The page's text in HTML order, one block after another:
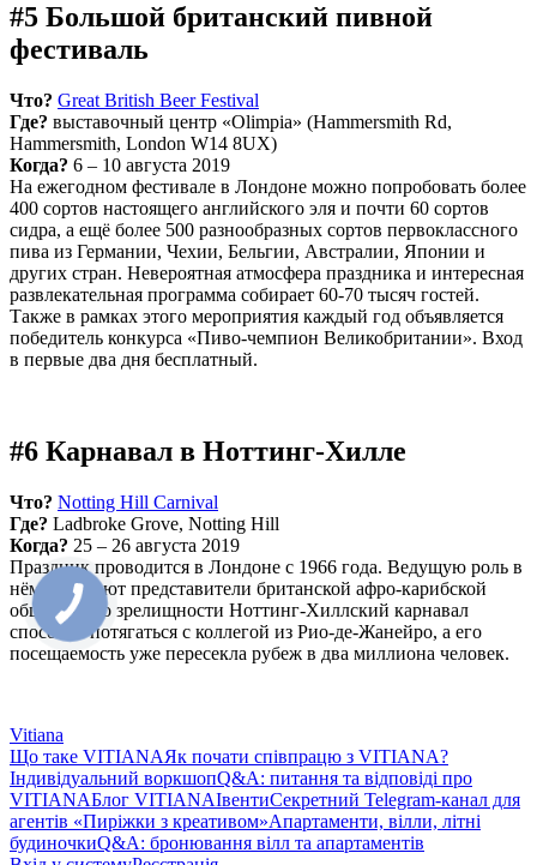
#5 Большой британский пивной
фестиваль
Что? Great British Beer Festival
Где? выставочный центр «Olimpia» (Hammersmith Rd,
Hammersmith, London W14 8UX)
Когда? 6 – 10 августа 2019
На ежегодном фестивале в Лондоне можно попробовать более
400 сортов настоящего английского эля и почти 60 сортов
сидра, а ещё более 500 разнообразных сортов первоклассного
пива из Германии, Чехии, Бельгии, Австралии, Японии и
других стран. Невероятная атмосфера праздника и интересная
развлекательная программа собирает 60-70 тысяч гостей.
Также в рамках этого мероприятия каждый год объявляется
победитель конкурса «Пиво-чемпион Великобритании». Вход
в первые два дня бесплатный.
#6 Карнавал в Ноттинг-Хилле
Что? Notting Hill Carnival
Где? Ladbroke Grove, Notting Hill
Когда? 25 – 26 августа 2019
Праздник проводится в Лондоне с 1966 года. Ведущую роль в
нём занимают представители британской афро-карибской
общины. По зрелищности Ноттинг-Хиллский карнавал
способен потягаться с коллегой из Рио-де-Жанейро, а его
посещаемость уже пересекла рубеж в два миллиона человек.
Vitiana
Що таке VITIANAЯк почати співпрацю з VITIANA?
Індивідуальний воркшопQ&A: питання та відповіді про
VITIANAБлог VITIANAІвентиСекретний Telegram-канал для
агентів «Пиріжки з креативом»Апартаменти, вілли, літні
будиночкиQ&A: бронювання вілл та апартаментів